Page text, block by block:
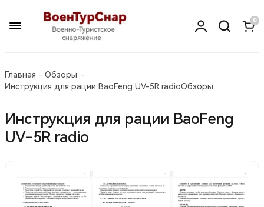
0
Главная
Обзоры
Инструкция для рации BaoFeng UV-5R radioОбзоры
Инструкция для рации BaoFeng
UV-5R radio